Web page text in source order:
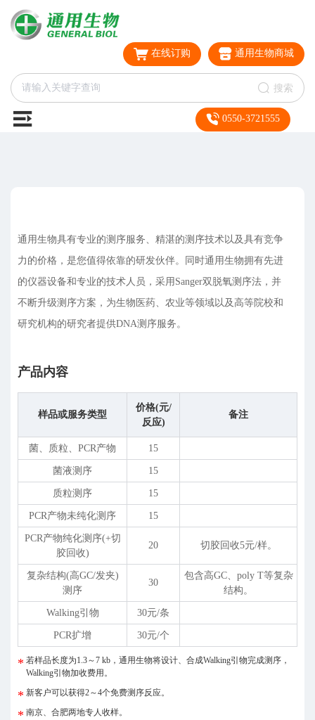
在线订购 通用生物商城
搜索
0550-3721555
通用生物具有专业的测序服务、精湛的测序技术以及具有竞争
力的价格，是您值得依靠的研发伙伴。同时通用生物拥有先进
的仪器设备和专业的技术人员，采用Sanger双脱氧测序法，并
不断升级测序方案，为生物医药、农业等领域以及高等院校和
研究机构的研究者提供DNA测序服务。
产品内容
样品或服务类型
价格(元/
反应)
备注
菌、质粒、PCR产物 15
菌液测序 15
质粒测序 15
PCR产物未纯化测序 15
PCR产物纯化测序(+切
胶回收)
20 切胶回收5元/样。
复杂结构(高GC/发夹)
测序
30
包含高GC、poly T等复杂
结构。
Walking引物 30元/条
PCR扩增 30元/个
若样品长度为1.3～7 kb，通用生物将设计、合成Walking引物完成测序，
Walking引物加收费用。
新客户可以获得2～4个免费测序反应。
南京、合肥两地专人收样。